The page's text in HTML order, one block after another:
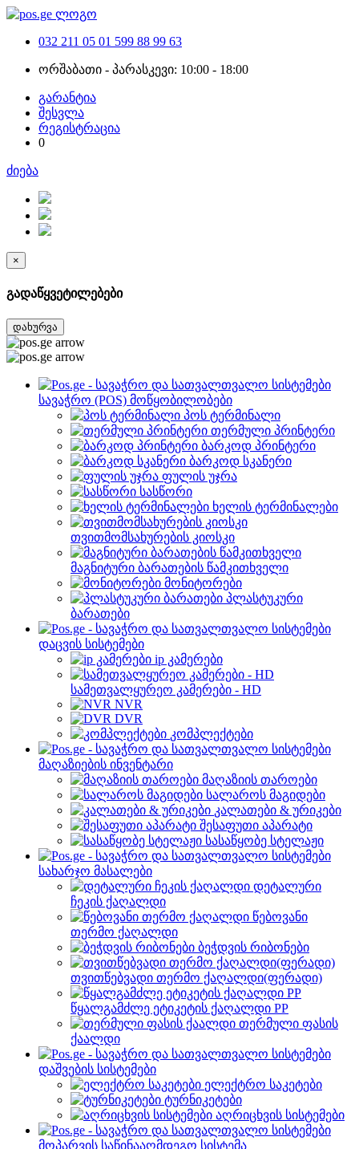
032 211 05 01 599 88 99 63
ორშაბათი - პარასკევი: 10:00 - 18:00
გარანტია
შესვლა
რეგისტრაცია
0
ძიება
×
გადაწყვეტილებები
დახურვა
სავაჭრო (POS) მოწყობილობები
პოს ტერმინალი
თერმული პრინტერი
ბარკოდ პრინტერი
ბარკოდ სკანერი
ფულის უჯრა
სასწორი
ხელის ტერმინალები
თვითმომსახურების კიოსკი
მაგნიტური ბარათების წამკითხველი
მონიტორები
პლასტუკური
ბარათები
დაცვის სისტემები
ip კამერები
სამეთვალყურეო კამერები - HD
NVR
DVR
კომპლექტები
მაღაზიების ინვენტარი
მაღაზიის თაროები
სალაროს მაგიდები
კალათები & ურიკები
შესაფუთი აპარატი
სასაწყობე სტელაჟი
სახარჯო მასალები
დეტალური
ჩეკის ქაღალდი
წებოვანი
თერმო ქაღალდი
ბეჭდვის რიბონები
თვითწებვადი თერმო ქაღალდი(ფერადი)
წყალგამძლე ეტიკეტის ქაღალდი PP
თერმული ფასის
ქაალდი
დაშვების სისტემები
ელექტრო საკეტები
ტურნიკეტები
აღრიცხვის სისტემები
მოპარვის საწინააღმდეგო სისტემა